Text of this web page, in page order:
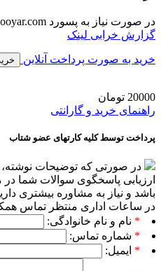
در صورت نیاز به پسورد www.daneshjooyar.com را وارد کنید
گزارش خرابی لینک
خرید به صورت پرداخت آنلاین
20000 تومان
راهنمای خرید و گارانتی
پرداخت توسط کلیه کارتهای عضو شتاب
در صورتی که توضیحات
ارزیابی پاسخگوی سوالات شما
باشد و نیاز به مشاوره بیشتری
در ساعات اداری منتظر تماس
* نام و نام خانوادگی:
* شماره تماس:
* ایمیل: